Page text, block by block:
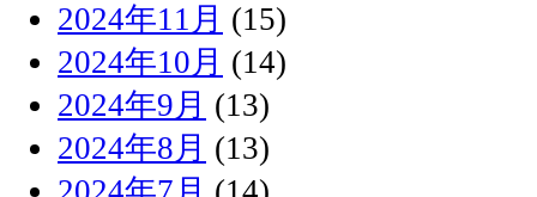
2024年11月 (15)
2024年10月 (14)
2024年9月 (13)
2024年8月 (13)